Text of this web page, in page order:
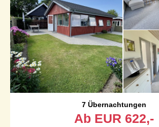
7 Übernachtungen
Ab EUR 622,-